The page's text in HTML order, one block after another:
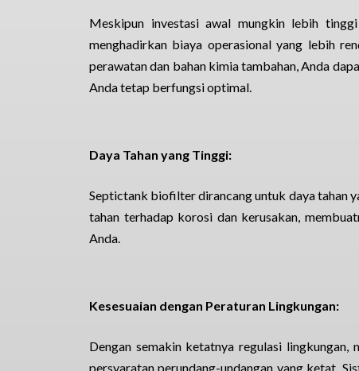
Meskipun investasi awal mungkin lebih
menghadirkan biaya operasional yang lebih
perawatan dan bahan kimia tambahan, Anda
Anda tetap berfungsi optimal.
Daya Tahan yang Tinggi:
Septictank biofilter dirancang untuk daya tahan
tahan terhadap korosi dan kerusakan,
Anda.
Kesesuaian dengan Peraturan Lingkungan:
Dengan semakin ketatnya regulasi
persyaratan perundang-undangan yang ketat.